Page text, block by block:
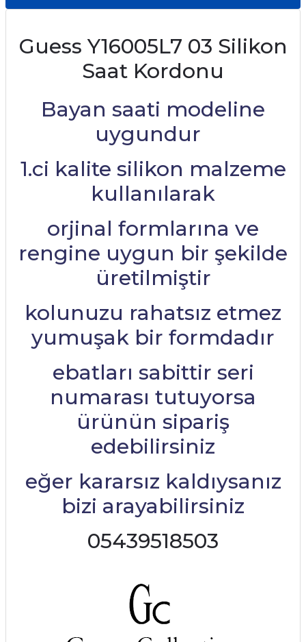
Guess Y16005L7 03 Silikon
Saat Kordonu
Bayan saati modeline
uygundur
1.ci kalite silikon malzeme
kullanılarak
orjinal formlarına ve
rengine uygun bir şekilde
üretilmiştir
kolunuzu rahatsız etmez
yumuşak bir formdadır
ebatları sabittir seri
numarası tutuyorsa
ürünün sipariş
edebilirsiniz
eğer kararsız kaldıysanız
bizi arayabilirsiniz
05439518503